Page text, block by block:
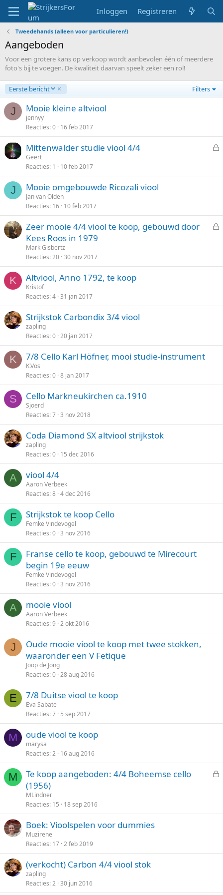
Inloggen Registreren
Tweedehands (alleen voor particulieren!)
Aangeboden
Voor een grotere kans op verkoop wordt aanbevolen één of meerdere
foto's bij te voegen. De kwaliteit daarvan speelt zeker een rol!
Eerste bericht
A
f
l
o
n
d
Filters
J Mooie kleine altviool
jennyy
Reacties 0 16 feb 2017
l
Mittenwalder studie viool 4/4
Geert
Reacties 1 10 feb 2017
J Mooie omgebouwde Ricozali viool
Jan van Olden
Reacties 16 10 feb 2017
o
Zeer mooie 4/4 viool te koop, gebouwd door
Kees Roos in 1979
Mark Gisbertz
Reacties 20 30 nov 2017
K Altviool, Anno 1792, te koop
Kristof
Reacties 4 31 jan 2017
Strijkstok Carbondix 3/4 viool
zapling
Reacties 0 20 jan 2017
K 7/8 Cello Karl Höfner, mooi studie-instrument
K.Vos
Reacties 0 8 jan 2017
S Cello Markneukirchen ca.1910
Sjoerd
Reacties 7 3 nov 2018
Coda Diamond SX altviool strijkstok
zapling
Reacties 0 15 dec 2016
A viool 4/4
Aaron Verbeek
Reacties 8 4 dec 2016
F Strijkstok te koop Cello
Femke Vindevogel
Reacties 0 3 nov 2016
F
Franse cello te koop, gebouwd te Mirecourt
begin 19e eeuw
Femke Vindevogel
Reacties 0 3 nov 2016
A mooie viool
Aaron Verbeek
Reacties 9 2 okt 2016
J
Oude mooie viool te koop met twee stokken,
waaronder een V Fetique
Joop de Jong
Reacties 0 28 aug 2016
E 7/8 Duitse viool te koop
Eva Sabate
Reacties 7 5 sep 2017
M oude viool te koop
marysa
Reacties 2 16 aug 2016
M
o
Te koop aangeboden: 4/4 Boheemse cello
(1956)
MLindner
Reacties 15 18 sep 2016
Boek: Vioolspelen voor dummies
Muzirene
Reacties 17 2 feb 2019
(verkocht) Carbon 4/4 viool stok
zapling
Reacties 2 30 jun 2016